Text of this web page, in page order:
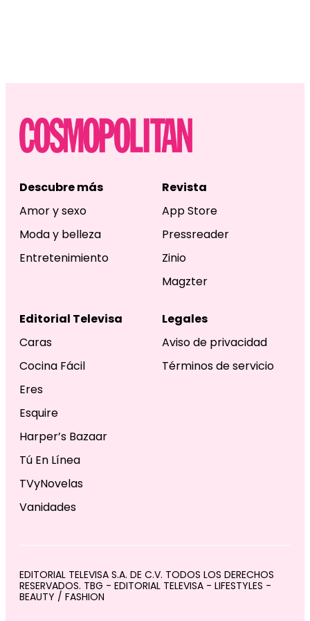
Descubre más
Amor y sexo
Moda y belleza
Entretenimiento
Revista
App Store
Pressreader
Zinio
Magzter
Editorial Televisa
Caras
Cocina Fácil
Eres
Esquire
Harper’s Bazaar
Tú En Línea
TVyNovelas
Vanidades
Legales
Aviso de privacidad
Términos de servicio
EDITORIAL TELEVISA S.A. DE C.V. TODOS LOS DERECHOS
RESERVADOS. TBG - EDITORIAL TELEVISA - LIFESTYLES -
BEAUTY / FASHION